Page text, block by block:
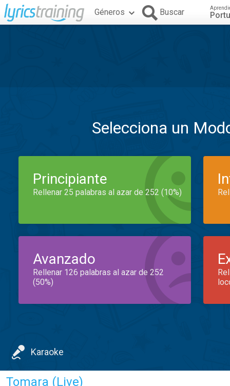
Géneros Buscar
Selecciona un
Principiante
Rellenar 25 palabras al azar de 252 (10%)
Avanzado
Rellenar 126 palabras al azar de 252
(50%)
Karaoke
Tomara (Live)